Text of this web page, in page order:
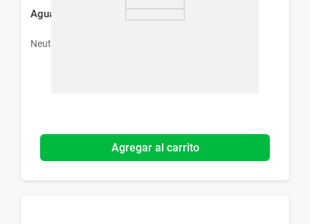
Agua Micelar Neutrogena Hydro Boost x 400 ml
Neutrogena
Agregar al carrito